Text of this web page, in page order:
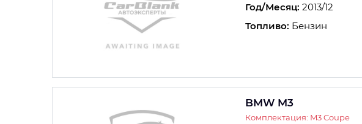
Год/Месяц: 2013/12
Топливо: Бензин
BMW M3
Комплектация: M3 Coupe